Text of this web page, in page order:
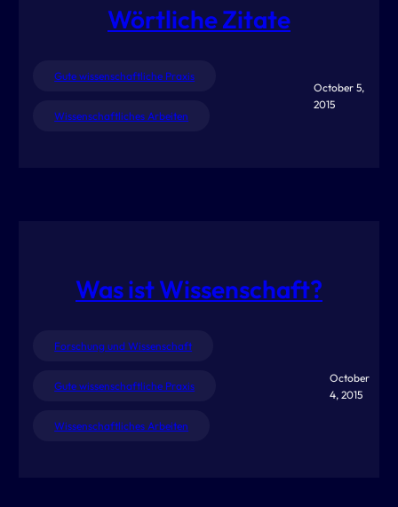
Wörtliche Zitate
Gute wissenschaftliche Praxis
Wissenschaftliches Arbeiten
October 5,
2015
Was ist Wissenschaft?
Forschung und Wissenschaft
Gute wissenschaftliche Praxis
Wissenschaftliches Arbeiten
October
4, 2015